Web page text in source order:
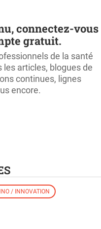
connectez-vous
gratuit.
de la santé
les articles, blogues de
continues, lignes
encore.
/ INNOVATION